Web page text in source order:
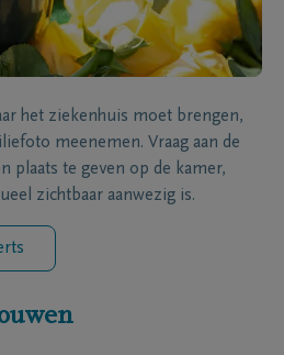
het ziekenhuis moet brengen,
meenemen. Vraag aan de
plaats te geven op de kamer,
zichtbaar aanwezig is.